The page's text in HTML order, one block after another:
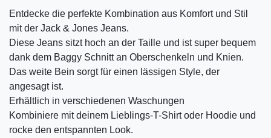
Entdecke die perfekte Kombination aus Komfort und Stil
mit der Jack & Jones Jeans.
Diese Jeans sitzt hoch an der Taille und ist super bequem
dank dem Baggy Schnitt an Oberschenkeln und Knien.
Das weite Bein sorgt für einen lässigen Style, der
angesagt ist.
Erhältlich in verschiedenen Waschungen
Kombiniere mit deinem Lieblings-T-Shirt oder Hoodie und
rocke den entspannten Look.